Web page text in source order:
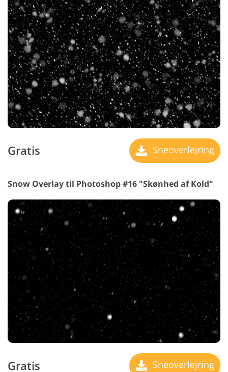
Gratis Sneoverlejring
Snow Overlay til Photoshop #16 "Skønhed af Kold"
Gratis Sneoverlejring